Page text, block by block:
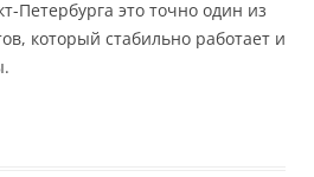
Петербурга это точно один из
который стабильно работает и